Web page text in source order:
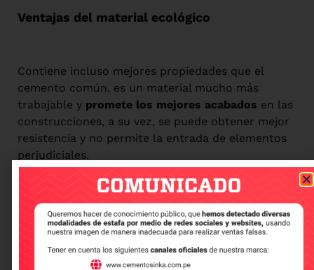
Ventajas del material ecológico
Contiene incluso mejores propiedades que el
cemento común, es un material mucho más
trabajable y promete los mejores acabados en las
construcciones, a su vez, se puede obtener mejor
resistencia y no permite la entrada de elementos
perjudiciales.
Este concreto ecológico se fabrica con residuos
sólidos que son reciclados, y nocon los minerales
responsable del efecto invernadero que ha